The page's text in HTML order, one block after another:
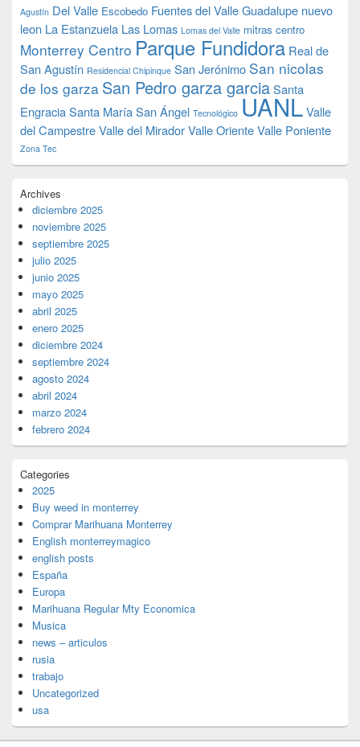
Agustín Del Valle Escobedo Fuentes del ValleGuadalupe nuevo
leon La Estanzuela Las Lomas Lomas del Valle mitras centro
Monterrey Centro Parque Fundidora Real de
San Agustín Residencial Chipinque San Jerónimo San nicolas
de los garza San Pedro garza garciaSanta
EngraciaSanta MaríaSan Ángel Tecnológico UANLValle
del CampestreValle del MiradorValle OrienteValle Poniente
Zona Tec
Archives
diciembre 2025
noviembre 2025
septiembre 2025
julio 2025
junio 2025
mayo 2025
abril 2025
enero 2025
diciembre 2024
septiembre 2024
agosto 2024
abril 2024
marzo 2024
febrero 2024
Categories
2025
Buy weed in monterrey
Comprar Marihuana Monterrey
English monterreymagico
english posts
España
Europa
Marihuana Regular Mty Economica
Musica
news – articulos
rusia
trabajo
Uncategorized
usa